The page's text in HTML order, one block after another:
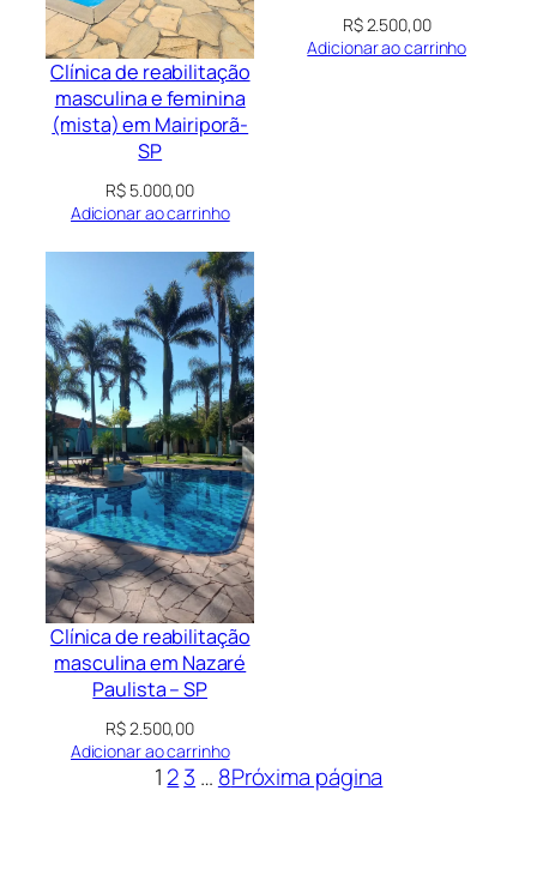
Clínica de reabilitação
masculina e feminina
(mista) em Mairiporã-
SP
R$ 5.000,00
Adicionar ao carrinho
R$2.500,00
Adicionar ao carrinho
Clínica de reabilitação
masculina em Nazaré
Paulista – SP
R$2.500,00
Adicionar ao carrinho
1 23 … 8Próxima página